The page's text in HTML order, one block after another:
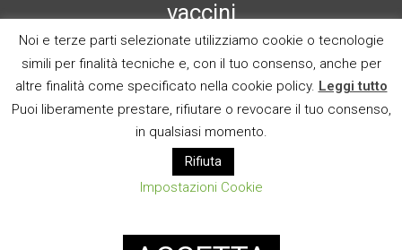
vaccini
CRONACHE DI SCIENZA
Lo scopo di questo blog è la divulgazione delle notize
più interessanti del mondo medico scientifico.
(c) Tutti i diritti riservati
CERCA NEL SITO
Noi e terze parti selezionate utilizziamo cookie o tecnologie
simili per finalità tecniche e, con il tuo consenso, anche per
altre finalità come specificato nella cookie policy. Leggi tutto
Puoi liberamente prestare, rifiutare o revocare il tuo consenso,
in qualsiasi momento.
Rifiuta
Impostazioni Cookie